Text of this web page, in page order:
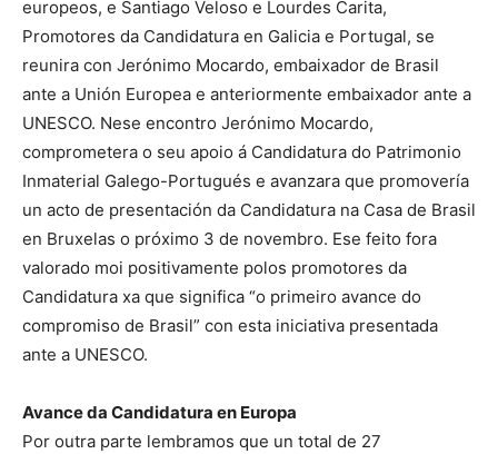
europeos, e Santiago Veloso e Lourdes Carita,
Promotores da Candidatura en Galicia e Portugal, se
reunira con Jerónimo Mocardo, embaixador de Brasil
ante a Unión Europea e anteriormente embaixador ante a
UNESCO. Nese encontro Jerónimo Mocardo,
comprometera o seu apoio á Candidatura do Patrimonio
Inmaterial Galego-Portugués e avanzara que promovería
un acto de presentación da Candidatura na Casa de Brasil
en Bruxelas o próximo 3 de novembro. Ese feito fora
valorado moi positivamente polos promotores da
Candidatura xa que significa “o primeiro avance do
compromiso de Brasil” con esta iniciativa presentada
ante a UNESCO.
Avance da Candidatura en Europa
Por outra parte lembramos que un total de 27